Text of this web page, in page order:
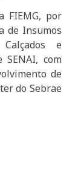
FIEMG, por
de Insumos
e
SENAI, com
de
do Sebrae